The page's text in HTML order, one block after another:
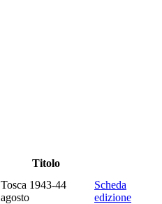
Titolo
Tosca 1943-44
agosto
Scheda
edizione